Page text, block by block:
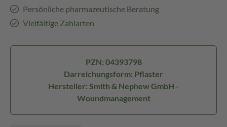
Persönliche pharmazeutische Beratung
Vielfältige Zahlarten
PZN: 04393798
Darreichungsform: Pflaster
Hersteller: Smith & Nephew GmbH -
Woundmanagement